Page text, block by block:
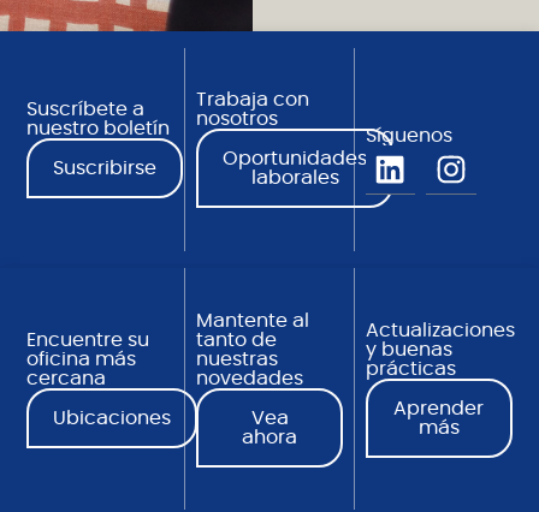
Suscríbete a
nuestro boletín
Suscribirse
Trabaja con
nosotros
Oportunidades
laborales
Síguenos
Encuentre su
oficina más
cercana
Ubicaciones
Mantente al
tanto de
nuestras
novedades
Vea
ahora
Actualizaciones
y buenas
prácticas
Aprender
más